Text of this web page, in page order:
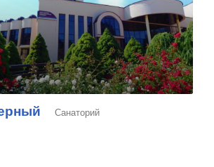
Санаторий